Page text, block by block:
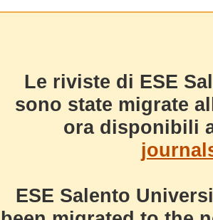
Le riviste di ESE
sono state migrate
ora disponibili
ESE Salento